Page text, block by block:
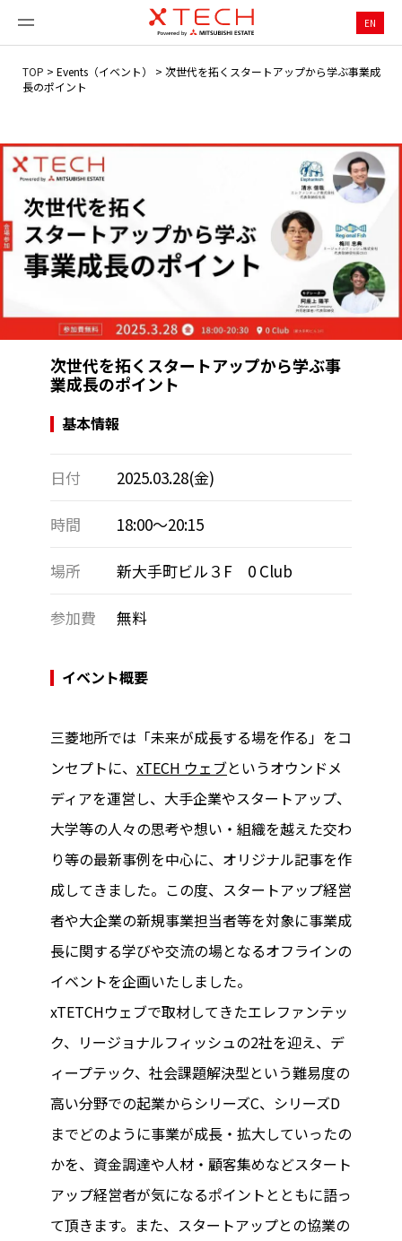
EN
TOP > Events（イベント） > 次世代を拓くスタートアップから学ぶ事業成
長のポイント
次世代を拓くスタートアップから学ぶ事
業成長のポイント
基本情報
日付 2025.03.28(金)
時間 18:00～20:15
場所 新大手町ビル３F 0 Club
参加費 無料
イベント概要
三菱地所では「未来が成長する場を作る」をコ
ンセプトに、 xTECH ウェブというオウンドメ
ディアを運営し、大手企業やスタートアップ、
大学等の人々の思考や想い・組織を越えた交わ
り等の最新事例を中心に、オリジナル記事を作
成してきました。この度、スタートアップ経営
者や大企業の新規事業担当者等を対象に事業成
長に関する学びや交流の場となるオフラインの
イベントを企画いたしました。
xTETCHウェブで取材してきたエレファンテッ
ク、リージョナルフィッシュの2社を迎え、デ
ィープテック、社会課題解決型という難易度の
高い分野での起業からシリーズC、シリーズD
までどのように事業が成長・拡大していったの
かを、資金調達や人材・顧客集めなどスタート
アップ経営者が気になるポイントとともに語っ
て頂きます。また、スタートアップとの協業の